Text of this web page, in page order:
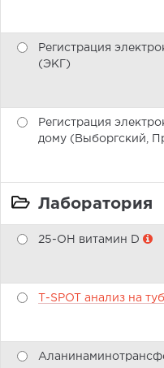
Регистрация
(ЭКГ)
Регистрация
дому (Выборгский,
Лаборатория
25-ОН витамин D
Т-SPOT анализ на